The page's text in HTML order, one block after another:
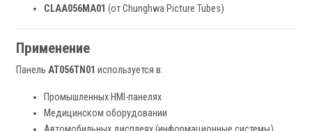
CLAA056MA01 (от Chunghwa Picture Tubes)
Применение
Панель AT056TN01 используется в:
Промышленных HMI-панелях
Медицинском оборудовании